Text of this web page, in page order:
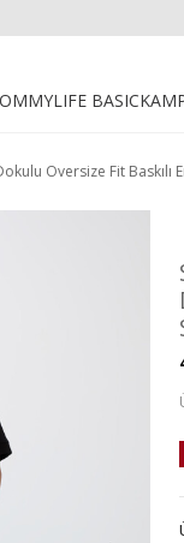
BASIC
Oversize Fit Baskılı